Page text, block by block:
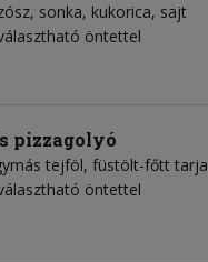
sonka kukorica sajt
öntettel
pizzagolyó
tejföl füstölt-főtt tarja
öntettel